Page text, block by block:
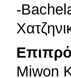
-
Miwon